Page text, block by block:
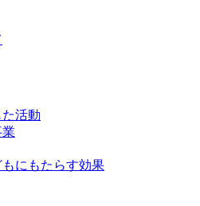
活動
にもたらす効果